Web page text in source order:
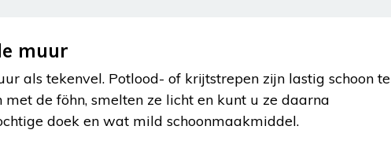
muur
als tekenvel. Potlood- of krijtstrepen zijn lastig schoon te
de föhn, smelten ze licht en kunt u ze daarna
doek en wat mild schoonmaakmiddel.